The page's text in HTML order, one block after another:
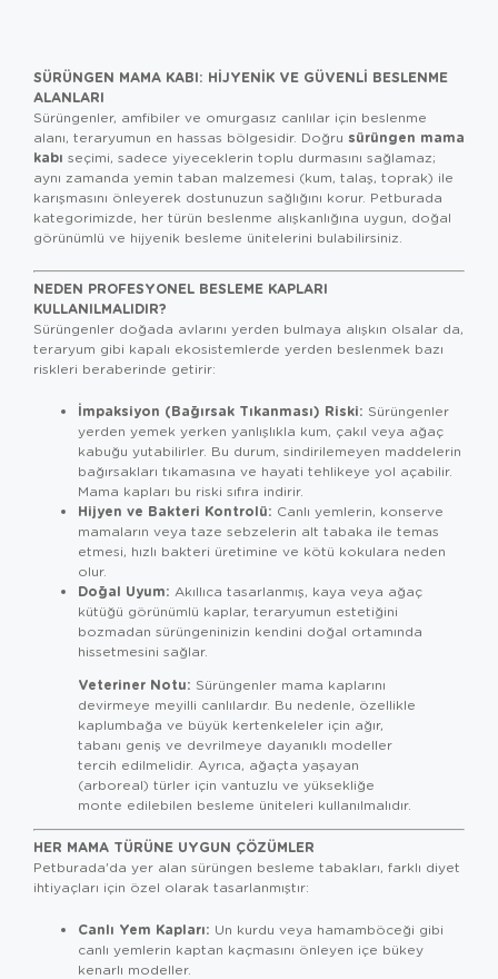
SÜRÜNGEN MAMA KABI: HIJYENIK VE GÜVENLI BESLENME
ALANLARI
Sürüngenler, amfibiler ve omurgasız canlılar için beslenme
alanı, teraryumun en hassas bölgesidir. Doğru sürüngen mama
kabı seçimi, sadece yiyeceklerin toplu durmasını sağlamaz;
aynı zamanda yemin taban malzemesi (kum, talaş, toprak) ile
karışmasını önleyerek dostunuzun sağlığını korur. Petburada
kategorimizde, her türün beslenme alışkanlığına uygun, doğal
görünümlü ve hijyenik besleme ünitelerini bulabilirsiniz.
NEDEN PROFESYONEL BESLEME KAPLARI
KULLANILMALIDIR?
Sürüngenler doğada avlarını yerden bulmaya alışkın olsalar da,
teraryum gibi kapalı ekosistemlerde yerden beslenmek bazı
riskleri beraberinde getirir:
İmpaksiyon (Bağırsak Tıkanması) Riski: Sürüngenler
yerden yemek yerken yanlışlıkla kum, çakıl veya ağaç
kabuğu yutabilirler. Bu durum, sindirilemeyen maddelerin
bağırsakları tıkamasına ve hayati tehlikeye yol açabilir.
Mama kapları bu riski sıfıra indirir.
Hijyen ve Bakteri Kontrolü: Canlı yemlerin, konserve
mamaların veya taze sebzelerin alt tabaka ile temas
etmesi, hızlı bakteri üretimine ve kötü kokulara neden
olur.
Doğal Uyum: Akıllıca tasarlanmış, kaya veya ağaç
kütüğü görünümlü kaplar, teraryumun estetiğini
bozmadan sürüngeninizin kendini doğal ortamında
hissetmesini sağlar.
Veteriner Notu: Sürüngenler mama kaplarını
devirmeye meyilli canlılardır. Bu nedenle, özellikle
kaplumbağa ve büyük kertenkeleler için ağır,
tabanı geniş ve devrilmeye dayanıklı modeller
tercih edilmelidir. Ayrıca, ağaçta yaşayan
(arboreal) türler için vantuzlu ve yüksekliğe
monte edilebilen besleme üniteleri kullanılmalıdır.
HER MAMA TÜRÜNE UYGUN ÇÖZÜMLER
Petburada'da yer alan sürüngen besleme tabakları, farklı diyet
ihtiyaçları için özel olarak tasarlanmıştır:
Canlı Yem Kapları: Un kurdu veya hamamböceği gibi
canlı yemlerin kaptan kaçmasını önleyen içe bükey
kenarlı modeller.